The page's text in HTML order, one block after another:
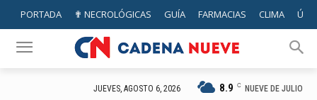
PORTADA ✟ NECROLÓGICAS GUÍA FARMACIAS CLIMA
JUEVES, AGOSTO 6, 2026 8.9 C NUEVE DE JULIO